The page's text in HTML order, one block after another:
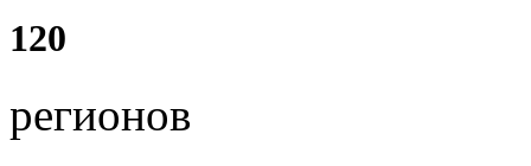
120
регионов